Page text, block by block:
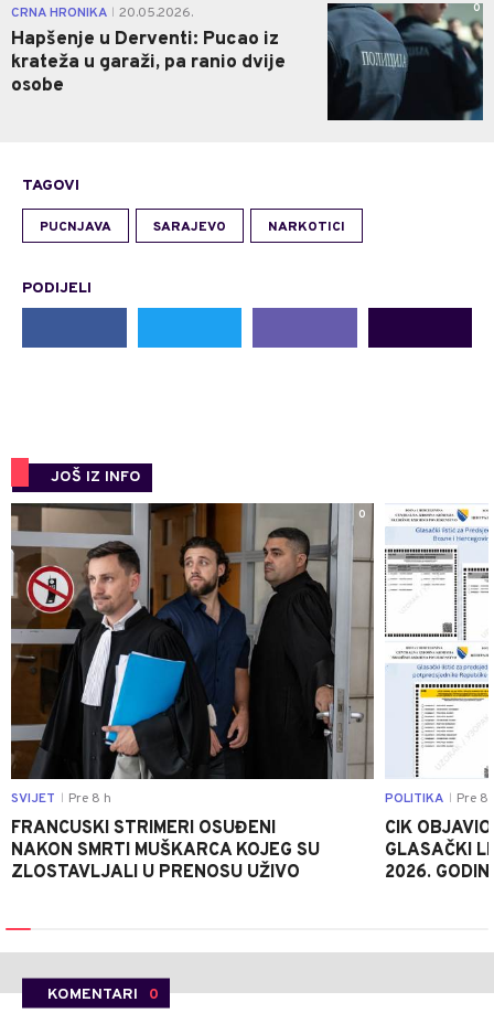
CRNA HRONIKA 20.05.2026.
Hapšenje u Derventi: Pucao iz
krateža u garaži, pa ranio dvije
osobe
0
TAGOVI
PUCNJAVA SARAJEVO NARKOTICI
PODIJELI
JOŠ IZ INFO
0
SVIJET Pre 8 h
FRANCUSKI STRIMERI OSUĐENI
NAKON SMRTI MUŠKARCA KOJEG SU
ZLOSTAVLJALI U PRENOSU UŽIVO
POLITIKA Pre 8
CIK
GLASAČKI
2026.
KOMENTARI 0